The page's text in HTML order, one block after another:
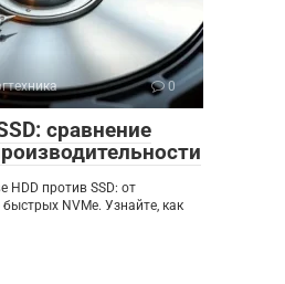
0
сравнение
HDD против SSD: от
NVMe. Узнайте, как